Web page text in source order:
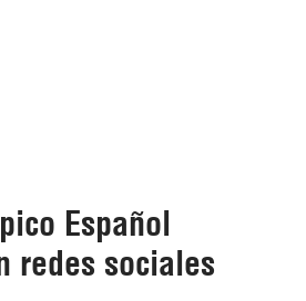
Español
redes sociales